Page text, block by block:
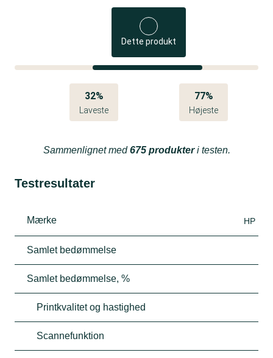
Dette produkt
32%
Laveste
77%
Højeste
Sammenlignet med675 produkteri testen.
Testresultater
Mærke HP
Samlet bedømmelse
Samlet bedømmelse, %
Printkvalitet og hastighed
Scannefunktion